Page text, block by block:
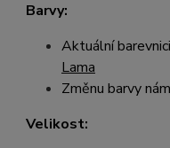
Barvy:
Aktuální
Lama
Změnu barvy
Velikost: